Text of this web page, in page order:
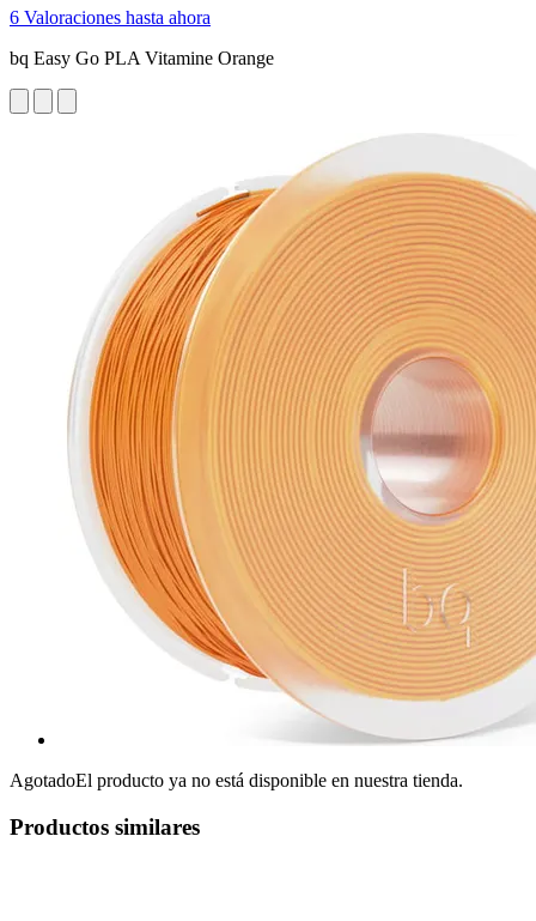
6 Valoraciones hasta ahora
bq Easy Go PLA Vitamine Orange
AgotadoEl producto ya no está disponible en nuestra tienda.
Productos similares